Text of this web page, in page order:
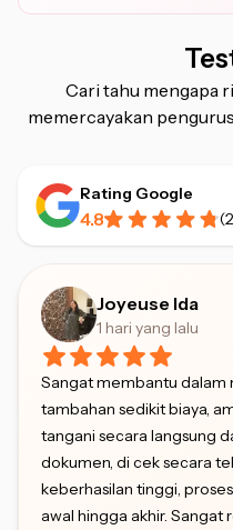
Cari tahu mengapa
memercayakan
Rating Google
4.8 (
Joyeuse Ida
1 hari yang lalu
Sangat membantu dalam
tambahan sedikit biaya,
tangani secara langsung
dokumen, di cek secara
keberhasilan tinggi,
awal hingga akhir.